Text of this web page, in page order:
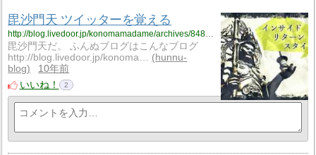
毘沙門天 ツイッターを覚える
毘沙門天だ。 ふんぬブログはこんなブログ
http://blog.livedoor.jp/konoma…
hunnu-
blog
10年前
いいね！
2